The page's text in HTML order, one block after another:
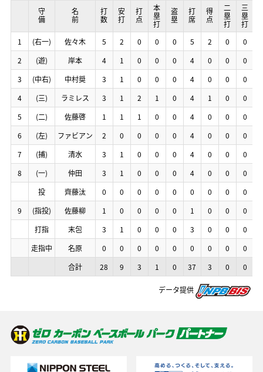
守備 名前 打数 安打 打点 本塁打 盗塁 打席 得点 二塁打 三塁打
1 (右一) 佐々木 5 2 0 0 0 5 2 0 0
2
(遊) 岸本 4 1 0 0 0 4 0 0 0
3
(中右) 中村奨 3 1 0 0 0 4 0 0 0
4
(三) ラミレス 3 1 2 1 0 4 1 0 0
5
(二) 佐藤啓 1 1 1 0 0 4 0 0 0
6
(左) ファビアン 2 0 0 0 0 4 0 0 0
7
(捕) 清水 3 1 0 0 0 4 0 0 0
8
(一) 仲田 3 1 0 0 0 4 0 0 0
投
齊藤汰 0 0 0 0 0 0 0 0 0
9
(指投) 佐藤柳 1 0 0 0 0 1 0 0 0
打指
末包 3 1 0 0 0 3 0 0 0
走指中
名原 0 0 0 0 0 0 0 0 0
合計
28 9 3 1 0 37 3 0 0
守備 名前 打数 安打 打点 本塁打 盗塁 打席 得点 二塁打 三塁打
1 (右一) 佐々木 5 2 0 0 0 5 2 0 0
2
(遊) 岸本 4 1 0 0 0 4 0 0 0
3
(中右) 中村奨 3 1 0 0 0 4 0 0 0
4
(三) ラミレス 3 1 2 1 0 4 1 0 0
5
(二) 佐藤啓 1 1 1 0 0 4 0 0 0
6
(左) ファビアン 2 0 0 0 0 4 0 0 0
7
(捕) 清水 3 1 0 0 0 4 0 0 0
8
(一) 仲田 3 1 0 0 0 4 0 0 0
投
齊藤汰 0 0 0 0 0 0 0 0 0
9
(指投) 佐藤柳 1 0 0 0 0 1 0 0 0
打指
末包 3 1 0 0 0 3 0 0 0
走指中
名原 0 0 0 0 0 0 0 0 0
合計
28 9 3 1 0 37 3 0 0
守備 名前 打数 安打 打点 本塁打 盗塁 打席 得点 二塁打 三塁打
1 (右一) 佐々木 5 2 0 0 0 5 2 0 0
2
(遊) 岸本 4 1 0 0 0 4 0 0 0
3
(中右) 中村奨 3 1 0 0 0 4 0 0 0
4
(三) ラミレス 3 1 2 1 0 4 1 0 0
5
(二) 佐藤啓 1 1 1 0 0 4 0 0 0
6
(左) ファビアン 2 0 0 0 0 4 0 0 0
7
(捕) 清水 3 1 0 0 0 4 0 0 0
8
(一) 仲田 3 1 0 0 0 4 0 0 0
投
齊藤汰 0 0 0 0 0 0 0 0 0
9
(指投) 佐藤柳 1 0 0 0 0 1 0 0 0
打指
末包 3 1 0 0 0 3 0 0 0
走指中
名原 0 0 0 0 0 0 0 0 0
合計
28 9 3 1 0 37 3 0 0
守備 名前 打数 安打 打点 本塁打 盗塁 打席 得点 二塁打 三塁打
1 (右一) 佐々木 5 2 0 0 0 5 2 0 0
2
(遊) 岸本 4 1 0 0 0 4 0 0 0
3
(中右) 中村奨 3 1 0 0 0 4 0 0 0
4
(三) ラミレス 3 1 2 1 0 4 1 0 0
5
(二) 佐藤啓 1 1 1 0 0 4 0 0 0
6
(左) ファビアン 2 0 0 0 0 4 0 0 0
7
(捕) 清水 3 1 0 0 0 4 0 0 0
8
(一) 仲田 3 1 0 0 0 4 0 0 0
投
齊藤汰 0 0 0 0 0 0 0 0 0
9
(指投) 佐藤柳 1 0 0 0 0 1 0 0 0
打指
末包 3 1 0 0 0 3 0 0 0
走指中
名原 0 0 0 0 0 0 0 0 0
合計
28 9 3 1 0 37 3 0 0
データ提供